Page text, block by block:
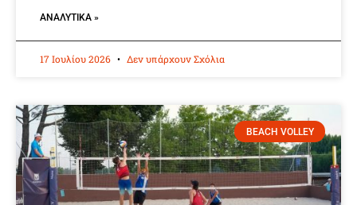
ΑΝΑΛΥΤΙΚΆ »
17 Ιουλίου 2026 Δεν υπάρχουν Σχόλια
BEACH VOLLEY